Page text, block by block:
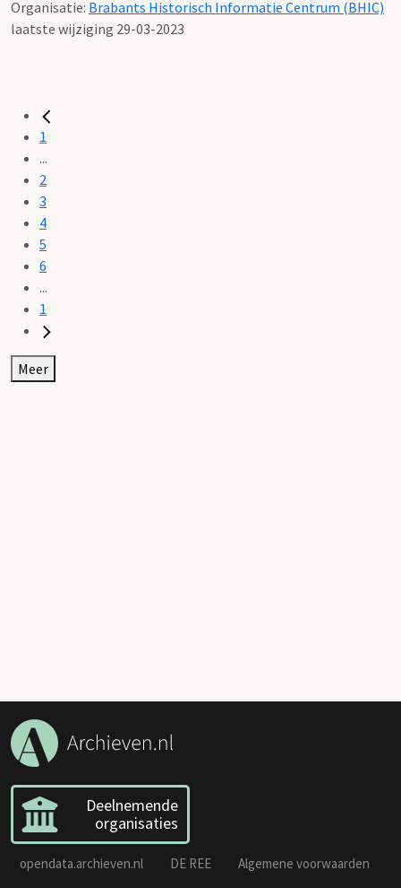
Organisatie: Brabants Historisch Informatie Centrum (BHIC)
laatste wijziging 29-03-2023
1
...
2
3
4
5
6
...
1
Meer
Deelnemende
organisaties
opendata.archieven.nl DE REE
Algemene voorwaarden